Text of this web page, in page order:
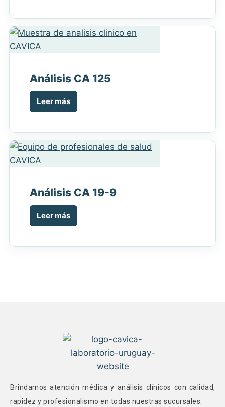
Análisis CA 125
Leer más
Análisis CA 19-9
Leer más
Brindamos atención médica y análisis clínicos con calidad,
rapidez y profesionalismo en todas nuestras sucursales.